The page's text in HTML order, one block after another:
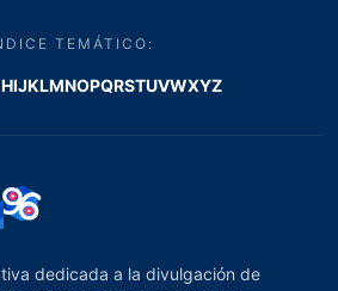
TEMÁTICO:
HIJKLMNOPQRSTUVWXYZ
dedicada a la divulgación de